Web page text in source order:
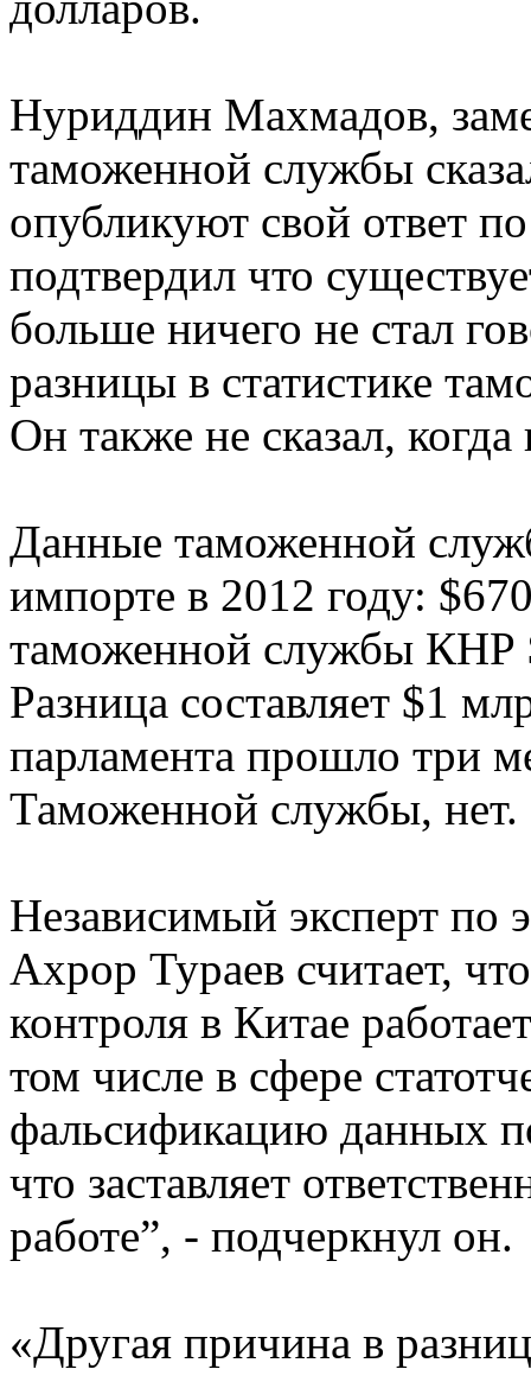
Нуриддин Махмадов,
таможенной службы
опубликуют свой ответ
подтвердил что
больше ничего не стал
разницы в статистике
Он также не сказал,
Данные таможенной
импорте в 2012 году:
таможенной службы КНР
Разница составляет $1
парламента прошло три
Таможенной службы, нет.
Независимый эксперт по
Ахрор Тураев считает,
контроля в Китае
том числе в сфере
фальсификацию данных
что заставляет
работе”, - подчеркнул он.
«Другая причина в